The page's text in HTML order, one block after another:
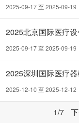
2025-09-17 至 2025-09-19
2025北京国际医疗
2025-09-17 至 2025-09-19
2025深圳国际医疗
2025-12-10 至 2025-12-12
1/7